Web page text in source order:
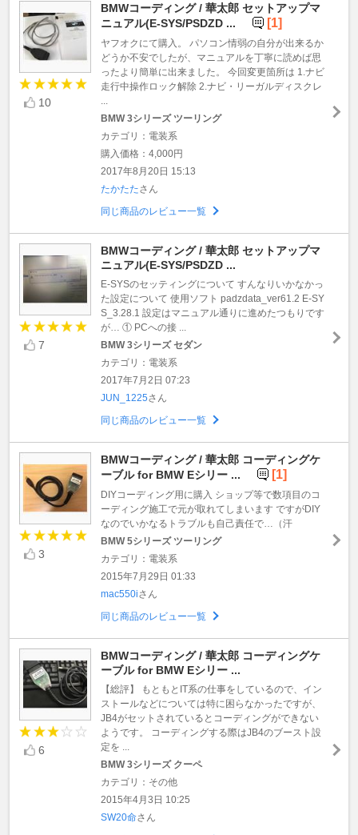
10
BMWコーディング / 華太郎 セットアップマ
ニュアル(E-SYS/PSDZD ...
[1]
ヤフオクにて購入。 パソコン情弱の自分が出来るか
どうか不安でしたが、マニュアルを丁寧に読めば思
ったより簡単に出来ました。 今回変更箇所は 1.ナビ
走行中操作ロック解除 2.ナビ・リーガルディスクレ
BMW 3シリーズ ツーリング
カテゴリ：電装系
購入価格：4,000円
2017年8月20日 15:13
たかたたさん
同じ商品のレビュー一覧
7
BMWコーディング / 華太郎 セットアップマ
ニュアル(E-SYS/PSDZD ...
E-SYSのセッティングについて すんなりいかなかっ
た設定について 使用ソフト padzdata_ver61.2 E-SY
S_3.28.1 設定はマニュアル通りに進めたつもりです
が… ① PCへの接 ...
BMW 3シリーズ セダン
カテゴリ：電装系
2017年7月2日 07:23
JUN_1225さん
同じ商品のレビュー一覧
3
BMWコーディング / 華太郎 コーディングケ
ーブル for BMW Eシリー ...
[1]
DIYコーディング用に購入 ショップ等で数項目のコ
ーディング施工で元が取れてしまいます ですがDIY
なのでいかなるトラブルも自己責任で…（汗
BMW 5シリーズ ツーリング
カテゴリ：電装系
2015年7月29日 01:33
mac550iさん
同じ商品のレビュー一覧
6
BMWコーディング / 華太郎 コーディングケ
ーブル for BMW Eシリー ...
【総評】 もともとIT系の仕事をしているので、イン
ストールなどについては特に困らなかったですが、
JB4がセットされているとコーディングができない
ようです。 コーディングする際はJB4のブースト設
定を ...
BMW 3シリーズ クーペ
カテゴリ：その他
2015年4月3日 10:25
SW20命さん